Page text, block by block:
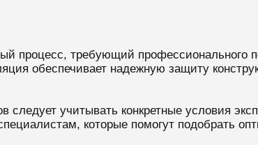
процесс, требующий профессионального
обеспечивает надежную защиту
учитывать конкретные условия
которые помогут подобрать